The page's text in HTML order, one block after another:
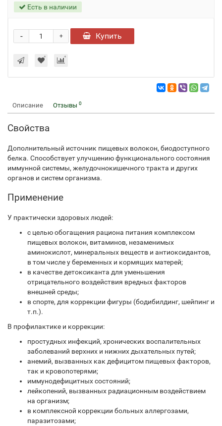
Есть в наличии
+
- Купить
Описание Отзывы 0
Свойства
Дополнительный источник пищевых волокон, биодоступного
белка. Способствует улучшению функционального состояния
иммунной системы, желудочно­кишечного тракта и других
органов и систем организма.
Применение
У практически здоровых людей:
с целью обогащения рациона питания комплексом
пищевых волокон, витаминов, незаменимых
аминокислот, минеральных веществ и антиоксидантов,
в том числе у беременных и кормящих матерей;
в качестве детоксиканта для уменьшения
отрицательного воздействия вредных факторов
внешней среды;
в спорте, для коррекции фигуры (бодибилдинг, шейпинг и
т.п.).
В профилактике и коррекции:
простудных инфекций, хронических воспалительных
заболеваний верхних и нижних дыхательных путей;
анемий, вызванных как дефицитом пищевых факторов,
так и кровопотерями;
иммунодефицитных состояний;
лейкопений, вызванных радиационным воздействием
на организм;
в комплексной коррекции больных аллергозами,
паразитозами;